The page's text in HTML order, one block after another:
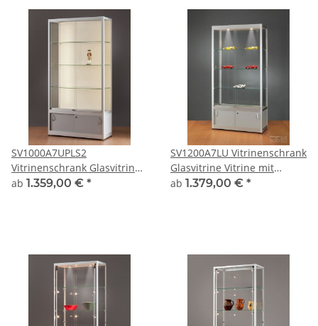
Vitrinenschrank
SV1000A7UPLS2
Vitrinenschrank Glasvitrine
Vitrine mit Unterschrank
ab 1.359,00 € *
SV1200A7LU Vitrinenschrank
Glasvitrine Vitrine mit
Unterschrank
ab 1.379,00 € *